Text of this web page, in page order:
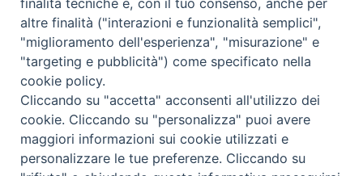
Lunedì e Mercoledì ore 09:00 – 13:00
Uffici Matrimoni:
Lunedì e Mercoledì ore 09:30 – 12:30
seguici su
FacebookInstagram
X
YouTube
Channel
Feed
Informativa Privacy
finalità tecniche e, con il tuo consenso, anche per
altre finalità ("interazioni e funzionalità semplici",
"miglioramento dell'esperienza", "misurazione" e
"targeting e pubblicità") come specificato nella
cookie policy.
Cliccando su "accetta" acconsenti all'utilizzo dei
cookie. Cliccando su "personalizza" puoi avere
maggiori informazioni sui cookie utilizzati e
personalizzare le tue preferenze. Cliccando su